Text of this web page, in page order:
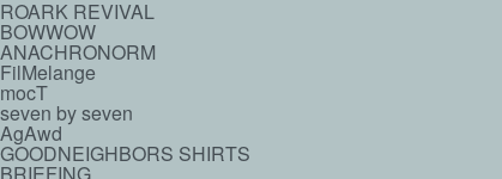
ROARK REVIVAL
BOWWOW
ANACHRONORM
FilMelange
mocT
seven by seven
AgAwd
GOODNEIGHBORS SHIRTS